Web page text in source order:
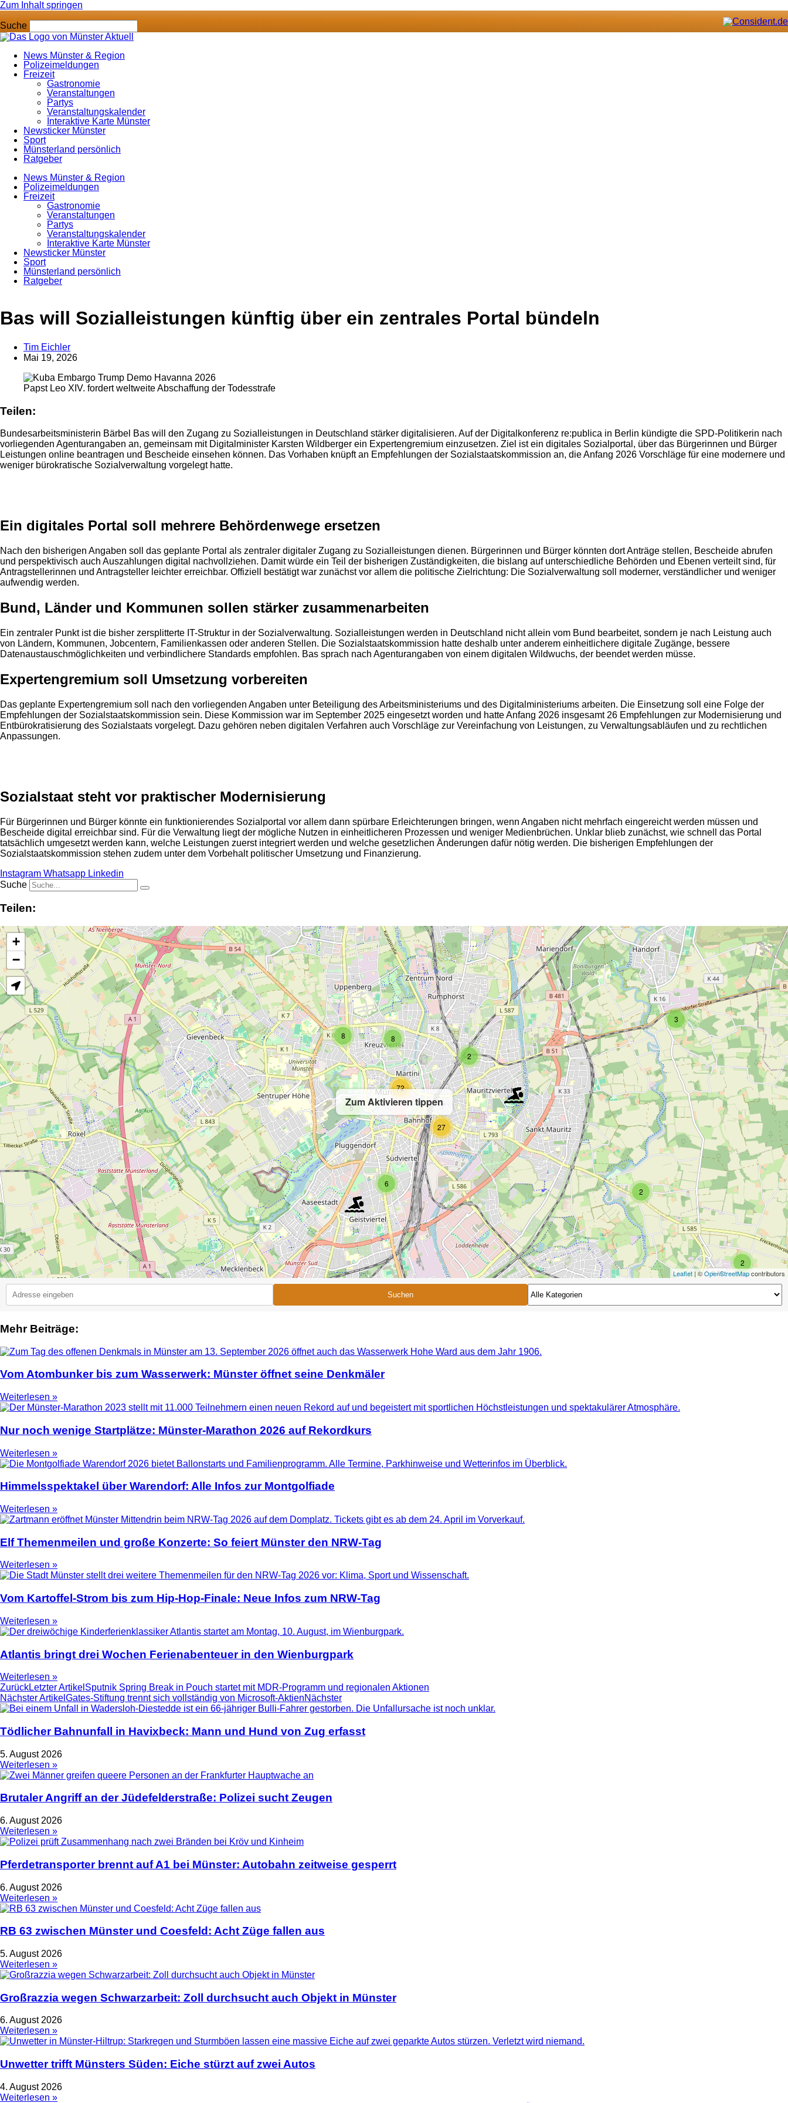
Zum Inhalt springen
Suche
News Münster & Region
Polizeimeldungen
Freizeit
Gastronomie
Veranstaltungen
Partys
Veranstaltungskalender
Interaktive Karte Münster
Newsticker Münster
Sport
Münsterland persönlich
Ratgeber
News Münster & Region
Polizeimeldungen
Freizeit
Gastronomie
Veranstaltungen
Partys
Veranstaltungskalender
Interaktive Karte Münster
Newsticker Münster
Sport
Münsterland persönlich
Ratgeber
Anzeige
Anzeige
Bas will Sozialleistungen künftig über ein zentrales Portal bündeln
Tim Eichler
Mai 19, 2026
Papst Leo XIV. fordert weltweite Abschaffung der Todesstrafe
Teilen:
Bundesarbeitsministerin Bärbel Bas will den Zugang zu Sozialleistungen in Deutschland stärker digitalisieren. Auf der Digitalkonferenz re:publica in Berlin kündigte die SPD-Politikerin nach
vorliegenden Agenturangaben an, gemeinsam mit Digitalminister Karsten Wildberger ein Expertengremium einzusetzen. Ziel ist ein digitales Sozialportal, über das Bürgerinnen und Bürger
Leistungen online beantragen und Bescheide einsehen können. Das Vorhaben knüpft an Empfehlungen der Sozialstaatskommission an, die Anfang 2026 Vorschläge für eine modernere und
weniger bürokratische Sozialverwaltung vorgelegt hatte.
Ein digitales Portal soll mehrere Behördenwege ersetzen
Nach den bisherigen Angaben soll das geplante Portal als zentraler digitaler Zugang zu Sozialleistungen dienen. Bürgerinnen und Bürger könnten dort Anträge stellen, Bescheide abrufen
und perspektivisch auch Auszahlungen digital nachvollziehen. Damit würde ein Teil der bisherigen Zuständigkeiten, die bislang auf unterschiedliche Behörden und Ebenen verteilt sind, für
Antragstellerinnen und Antragsteller leichter erreichbar. Offiziell bestätigt war zunächst vor allem die politische Zielrichtung: Die Sozialverwaltung soll moderner, verständlicher und weniger
aufwendig werden.
Bund, Länder und Kommunen sollen stärker zusammenarbeiten
Ein zentraler Punkt ist die bisher zersplitterte IT-Struktur in der Sozialverwaltung. Sozialleistungen werden in Deutschland nicht allein vom Bund bearbeitet, sondern je nach Leistung auch
von Ländern, Kommunen, Jobcentern, Familienkassen oder anderen Stellen. Die Sozialstaatskommission hatte deshalb unter anderem einheitlichere digitale Zugänge, bessere
Datenaustauschmöglichkeiten und verbindlichere Standards empfohlen. Bas sprach nach Agenturangaben von einem digitalen Wildwuchs, der beendet werden müsse.
Expertengremium soll Umsetzung vorbereiten
Das geplante Expertengremium soll nach den vorliegenden Angaben unter Beteiligung des Arbeitsministeriums und des Digitalministeriums arbeiten. Die Einsetzung soll eine Folge der
Empfehlungen der Sozialstaatskommission sein. Diese Kommission war im September 2025 eingesetzt worden und hatte Anfang 2026 insgesamt 26 Empfehlungen zur Modernisierung und
Entbürokratisierung des Sozialstaats vorgelegt. Dazu gehören neben digitalen Verfahren auch Vorschläge zur Vereinfachung von Leistungen, zu Verwaltungsabläufen und zu rechtlichen
Anpassungen.
Sozialstaat steht vor praktischer Modernisierung
Für Bürgerinnen und Bürger könnte ein funktionierendes Sozialportal vor allem dann spürbare Erleichterungen bringen, wenn Angaben nicht mehrfach eingereicht werden müssen und
Bescheide digital erreichbar sind. Für die Verwaltung liegt der mögliche Nutzen in einheitlicheren Prozessen und weniger Medienbrüchen. Unklar blieb zunächst, wie schnell das Portal
tatsächlich umgesetzt werden kann, welche Leistungen zuerst integriert werden und welche gesetzlichen Änderungen dafür nötig werden. Die bisherigen Empfehlungen der
Sozialstaatskommission stehen zudem unter dem Vorbehalt politischer Umsetzung und Finanzierung.
Instagram Whatsapp Linkedin
Suche
Teilen:
Zum Aktivieren tippen
2
3
2
2
2
2
2
8
6
8
27
5
72
+
−
Leaflet| ©OpenStreetMapcontributors
Suchen
Mehr Beiträge:
Vom Atombunker bis zum Wasserwerk: Münster öffnet seine Denkmäler
Weiterlesen »
Nur noch wenige Startplätze: Münster-Marathon 2026 auf Rekordkurs
Weiterlesen »
Himmelsspektakel über Warendorf: Alle Infos zur Montgolfiade
Weiterlesen »
Elf Themenmeilen und große Konzerte: So feiert Münster den NRW-Tag
Weiterlesen »
Vom Kartoffel-Strom bis zum Hip-Hop-Finale: Neue Infos zum NRW-Tag
Weiterlesen »
Atlantis bringt drei Wochen Ferienabenteuer in den Wienburgpark
Weiterlesen »
ZurückLetzter Artikel Sputnik Spring Break in Pouch startet mit MDR-Programm und regionalen Aktionen
Nächster Artikel Gates-Stiftung trennt sich vollständig von Microsoft-AktienNächster
Tödlicher Bahnunfall in Havixbeck: Mann und Hund von Zug erfasst
5. August 2026
Weiterlesen »
Brutaler Angriff an der Jüdefelderstraße: Polizei sucht Zeugen
6. August 2026
Weiterlesen »
Pferdetransporter brennt auf A1 bei Münster: Autobahn zeitweise gesperrt
6. August 2026
Weiterlesen »
RB 63 zwischen Münster und Coesfeld: Acht Züge fallen aus
5. August 2026
Weiterlesen »
Großrazzia wegen Schwarzarbeit: Zoll durchsucht auch Objekt in Münster
6. August 2026
Weiterlesen »
Unwetter trifft Münsters Süden: Eiche stürzt auf zwei Autos
4. August 2026
Weiterlesen »